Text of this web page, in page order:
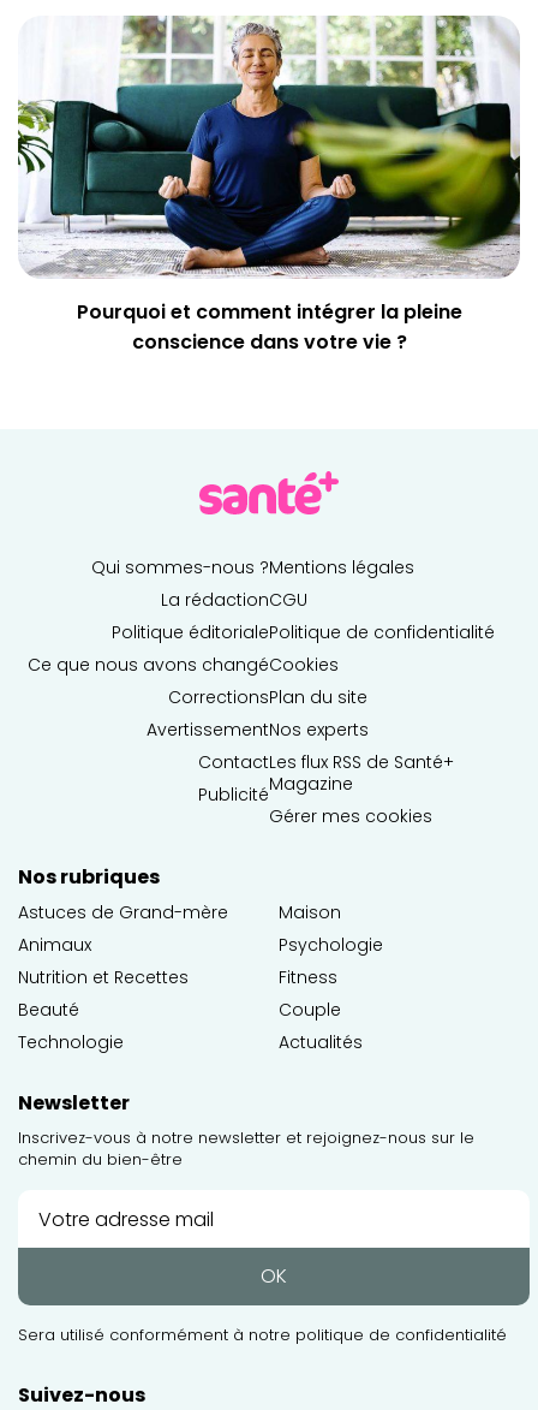
Pourquoi et comment intégrer la pleine
conscience dans votre vie ?
Qui sommes-nous ?
La rédaction
Politique éditoriale
Ce que nous avons changé
Corrections
Avertissement
Contact
Publicité
Mentions légales
CGU
Politique de confidentialité
Cookies
Plan du site
Nos experts
Les flux RSS de Santé+
Magazine
Gérer mes cookies
Nos rubriques
Astuces de Grand-mère
Animaux
Nutrition et Recettes
Beauté
Technologie
Maison
Psychologie
Fitness
Couple
Actualités
Newsletter
Inscrivez-vous à notre newsletter et rejoignez-nous sur le
chemin du bien-être
OK
Sera utilisé conformément à notre politique de confidentialité
Suivez-nous